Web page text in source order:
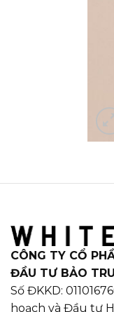
CÔNG TY CỔ
ĐẦU TƯ BẢO
Số ĐKKD:
hoạch và Đầu tư